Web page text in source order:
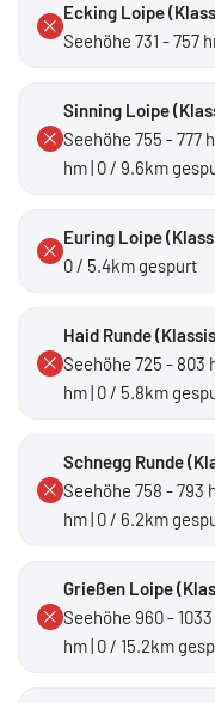
Ecking Loipe
Seehöhe 731 - 757
Sinning Loipe
Seehöhe 755 - 777
hm | 0 / 9.6km
Euring Loipe
0 / 5.4km gespurt
Haid Runde
Seehöhe 725 - 803
hm | 0 / 5.8km
Schnegg Runde
Seehöhe 758 - 793
hm | 0 / 6.2km
Grießen Loipe
Seehöhe 960 -
hm | 0 / 15.2km